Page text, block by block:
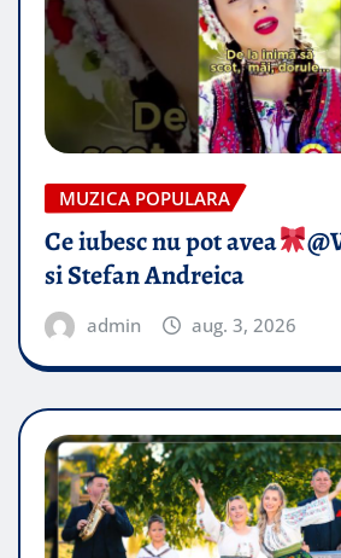
MUZICA POPULARA
Ce iubesc nu pot avea
si Stefan Andreica
admin aug. 3, 2026